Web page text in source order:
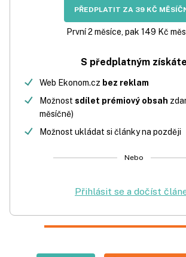
PŘEDPLATIT ZA 39 KČ
První 2 měsíce, pak 149 Kč
S předplatným získáte
Web Ekonom.cz bez reklam
Možnost sdílet prémiový obsah
měsíčně)
Možnost ukládat si články na později
Nebo
Přihlásit se a dočíst